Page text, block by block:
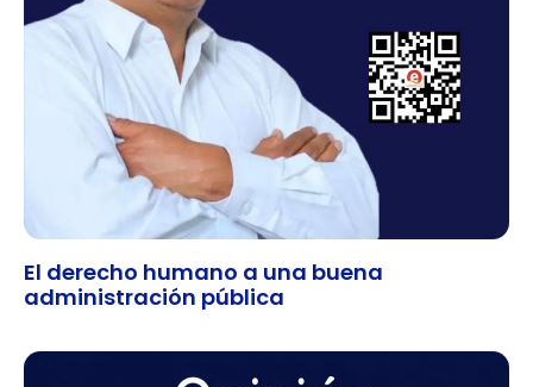
El derecho humano a una buena
administración pública